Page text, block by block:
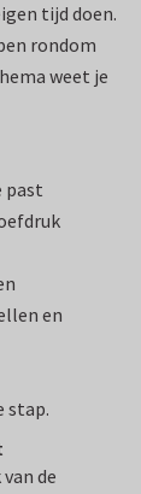
tijd doen.
rondom
weet je
past
en
stap.
de